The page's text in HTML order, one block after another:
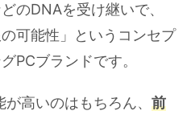
のDNAを受け継いで、
可能性」というコンセプ
PCブランドです。
高いのはもちろん、 前